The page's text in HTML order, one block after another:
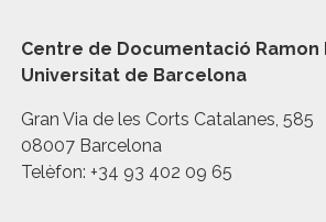
Centre de Documentació Ramon
Universitat de Barcelona
Gran Via de les Corts Catalanes, 585
08007 Barcelona
Telèfon: +34 93 402 09 65